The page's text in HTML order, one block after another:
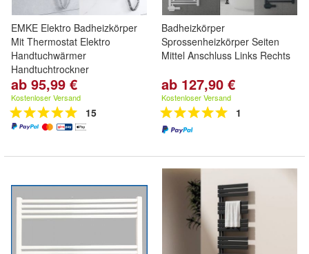
EMKE Elektro Badheizkörper
Mit Thermostat Elektro
Handtuchwärmer
Handtuchtrockner
ab 95,99 €
Kostenloser Versand
15
Badheizkörper
Sprossenheizkörper Seiten
Mittel Anschluss Links Rechts
ab 127,90 €
Kostenloser Versand
1